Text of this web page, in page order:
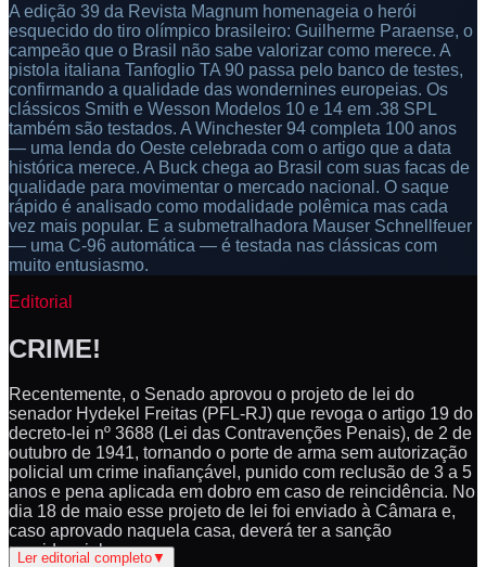
A edição 39 da Revista Magnum homenageia o herói
esquecido do tiro olímpico brasileiro: Guilherme Paraense, o
campeão que o Brasil não sabe valorizar como merece. A
pistola italiana Tanfoglio TA 90 passa pelo banco de testes,
confirmando a qualidade das wondernines europeias. Os
clássicos Smith e Wesson Modelos 10 e 14 em .38 SPL
também são testados. A Winchester 94 completa 100 anos
— uma lenda do Oeste celebrada com o artigo que a data
histórica merece. A Buck chega ao Brasil com suas facas de
qualidade para movimentar o mercado nacional. O saque
rápido é analisado como modalidade polêmica mas cada
vez mais popular. E a submetralhadora Mauser Schnellfeuer
— uma C-96 automática — é testada nas clássicas com
muito entusiasmo.
Editorial
CRIME!
Recentemente, o Senado aprovou o projeto de lei do
senador Hydekel Freitas (PFL-RJ) que revoga o artigo 19 do
decreto-lei nº 3688 (Lei das Contravenções Penais), de 2 de
outubro de 1941, tornando o porte de arma sem autorização
policial um crime inafiançável, punido com reclusão de 3 a 5
anos e pena aplicada em dobro em caso de reincidência. No
dia 18 de maio esse projeto de lei foi enviado à Câmara e,
caso aprovado naquela casa, deverá ter a sanção
presidencial.
Ler editorial completo▼